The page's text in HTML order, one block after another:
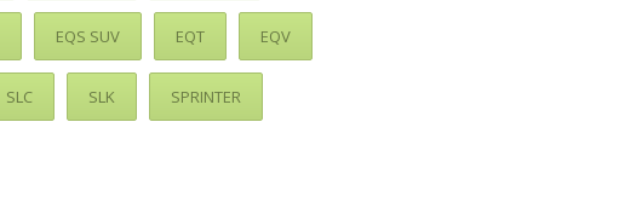
EQS SUV EQT EQV
SLC SLK SPRINTER